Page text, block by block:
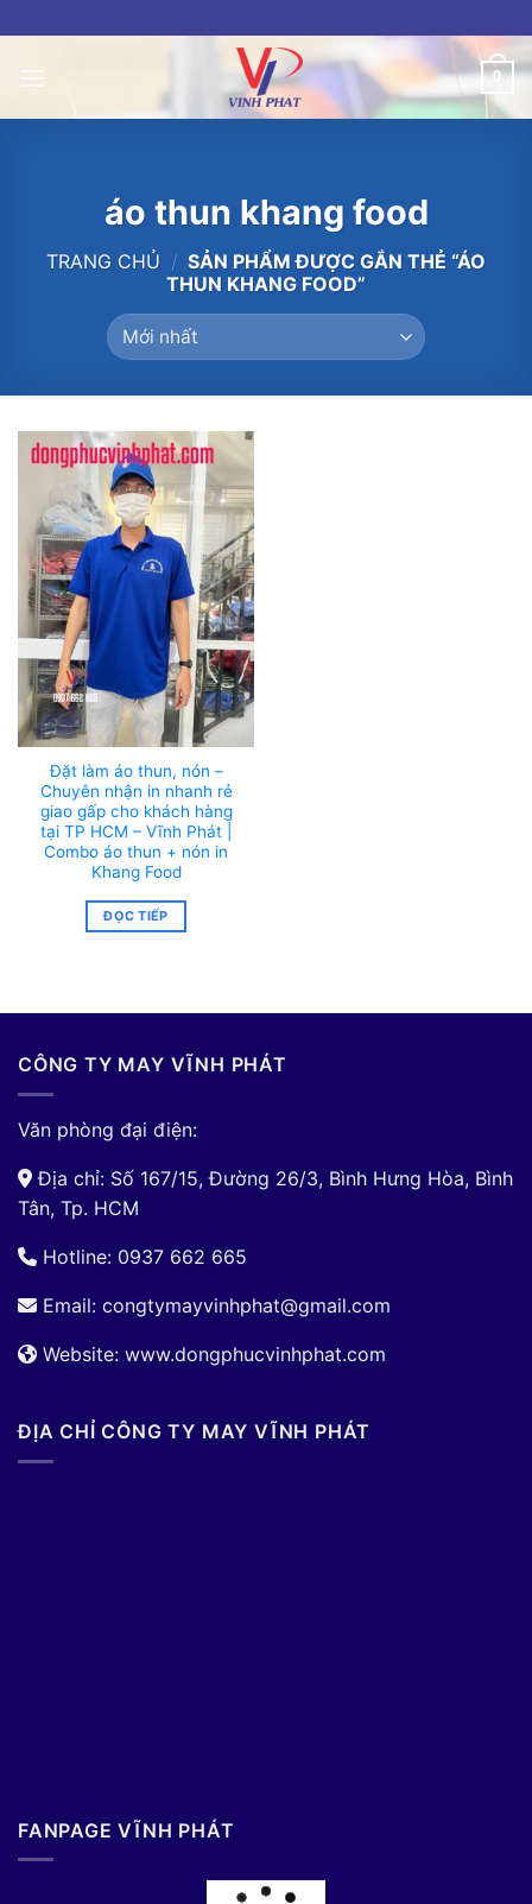
to
content
0
áo thun khang food
TRANG CHỦ / SẢN PHẨM ĐƯỢC GẮN THẺ “ÁO
THUN KHANG FOOD”
Đặt làm áo thun, nón –
Chuyên nhận in nhanh rẻ
giao gấp cho khách hàng
tại TP HCM – Vĩnh Phát |
Combo áo thun + nón in
Khang Food
ĐỌC TIẾP
CÔNG TY MAY VĨNH PHÁT
Văn phòng đại điện:
Địa chỉ: Số 167/15, Đường 26/3, Bình Hưng Hòa, Bình
Tân, Tp. HCM
Hotline: 0937 662 665
Email: congtymayvinhphat@gmail.com
Website: www.dongphucvinhphat.com
ĐỊA CHỈ CÔNG TY MAY VĨNH PHÁT
FANPAGE VĨNH PHÁT